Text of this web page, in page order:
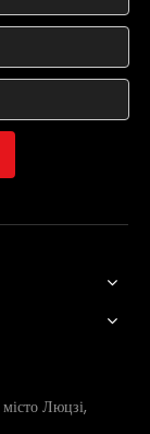
Люцзі,